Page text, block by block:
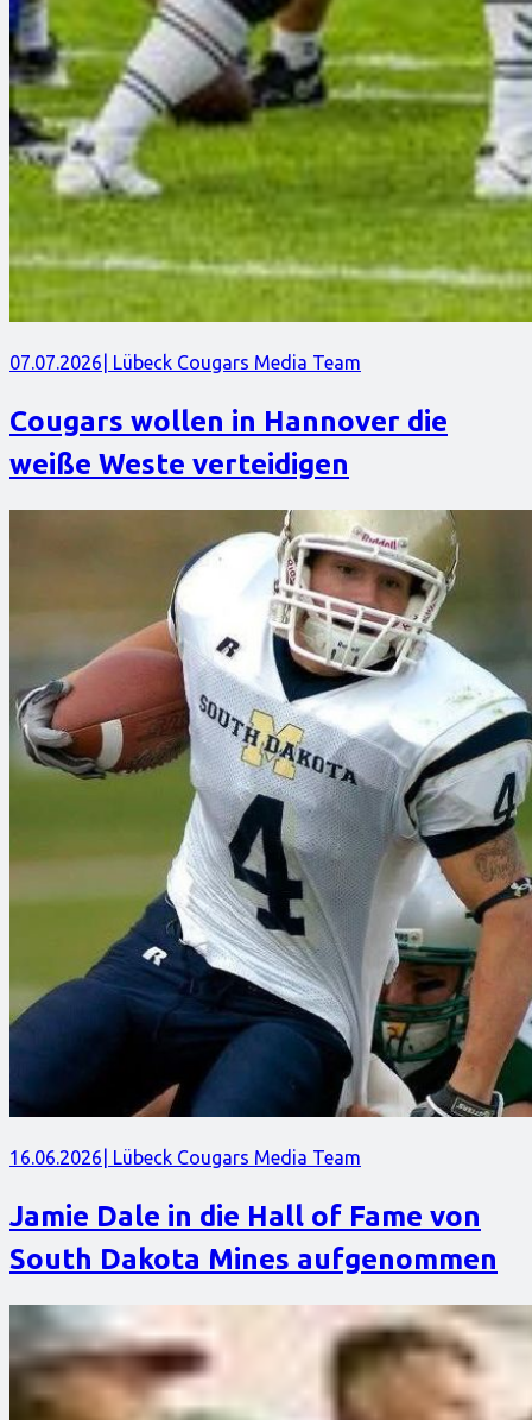
07.07.2026 | Lübeck Cougars Media Team
Cougars wollen in Hannover die
weiße Weste verteidigen
16.06.2026 | Lübeck Cougars Media Team
Jamie Dale in die Hall of Fame von
South Dakota Mines aufgenommen